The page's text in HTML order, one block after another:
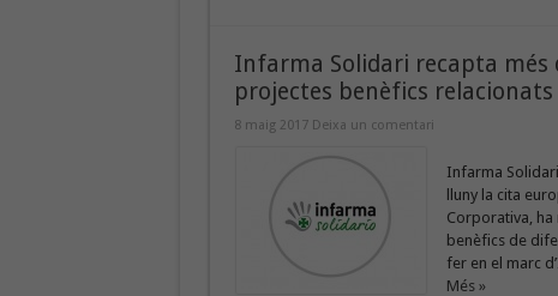
Infarma Solidari recapta més
projectes benèfics
8 maig 2017 Deixa un comentari
Infarma
lluny la cita
Corporativa,
benèfics de
fer en el marc
Més »